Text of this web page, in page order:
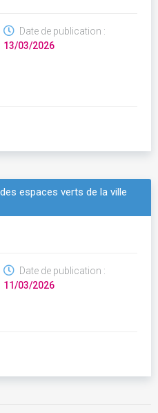
Date de publication :
13/03/2026
espaces verts de la ville
Date de publication :
11/03/2026